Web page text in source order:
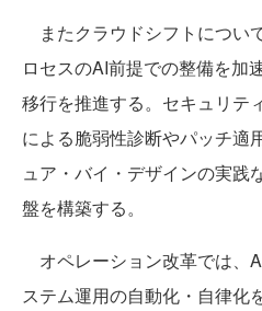
またクラウドシフトについ
ロセスのAI前提での整備を加
移行を推進する。セキュリテ
による脆弱性診断やパッチ適
ュア・バイ・デザインの実践
盤を構築する。
オペレーション改革では、
ステム運用の自動化・自律化